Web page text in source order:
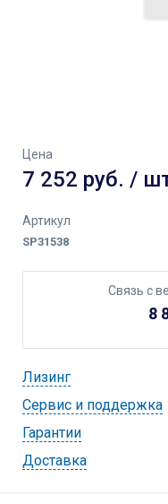
Цена
7 252 руб. /
Артикул
SP31538
Связь с
8
Лизинг
Cервис и поддержка
Гарантии
Доставка